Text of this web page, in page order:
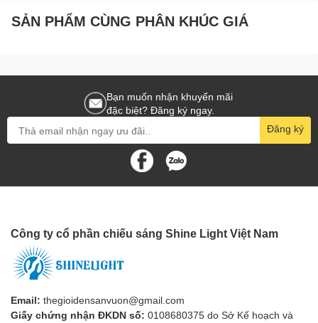
SẢN PHẨM CÙNG PHÂN KHÚC GIÁ
Bạn muốn nhận khuyến mãi
đặc biệt? Đăng ký ngay.
Đăng ký
Công ty cổ phần chiếu sáng Shine Light Việt Nam
Email: thegioidensanvuon@gmail.com
Giấy chứng nhận ĐKDN số: 0108680375 do Sở Kế hoạch và